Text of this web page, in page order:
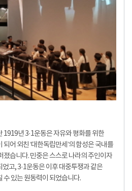
1919년 3·1운동은 자유와 평화를 위한
어 외친 ‘대한독립만세’의 함성은 국내를
졌습니다. 민중은 스스로 나라의 주인이자
고, 3·1운동은 이후 대중투쟁과 같은
수 있는 원동력이 되었습니다.